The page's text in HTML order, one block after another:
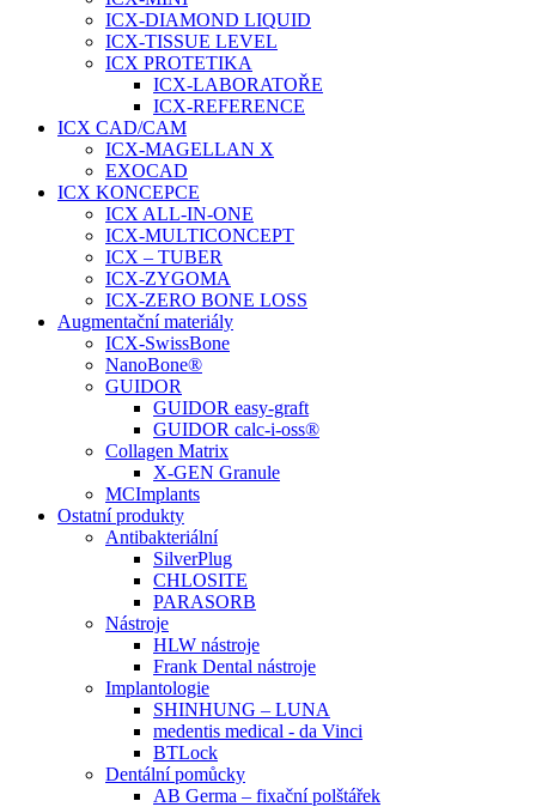
ICX-DIAMOND LIQUID
ICX-TISSUE LEVEL
ICX PROTETIKA
ICX-LABORATOŘE
ICX-REFERENCE
ICX CAD/CAM
ICX-MAGELLAN X
EXOCAD
ICX KONCEPCE
ICX ALL-IN-ONE
ICX-MULTICONCEPT
ICX – TUBER
ICX-ZYGOMA
ICX-ZERO BONE LOSS
Augmentační materiály
ICX-SwissBone
NanoBone®
GUIDOR
GUIDOR easy-graft
GUIDOR calc-i-oss®
Collagen Matrix
X-GEN Granule
MCImplants
Ostatní produkty
Antibakteriální
SilverPlug
CHLOSITE
PARASORB
Nástroje
HLW nástroje
Frank Dental nástroje
Implantologie
SHINHUNG – LUNA
medentis medical - da Vinci
BTLock
Dentální pomůcky
AB Germa – fixační polštářek